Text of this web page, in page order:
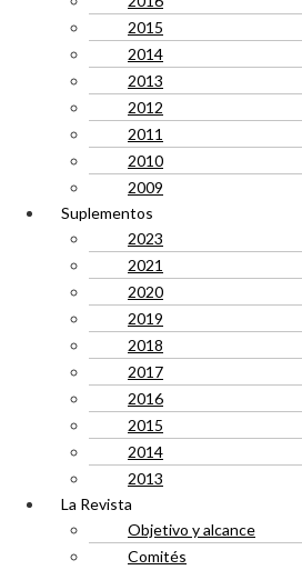
2015
2014
2013
2012
2011
2010
2009
Suplementos
2023
2021
2020
2019
2018
2017
2016
2015
2014
2013
La Revista
Objetivo y alcance
Comités